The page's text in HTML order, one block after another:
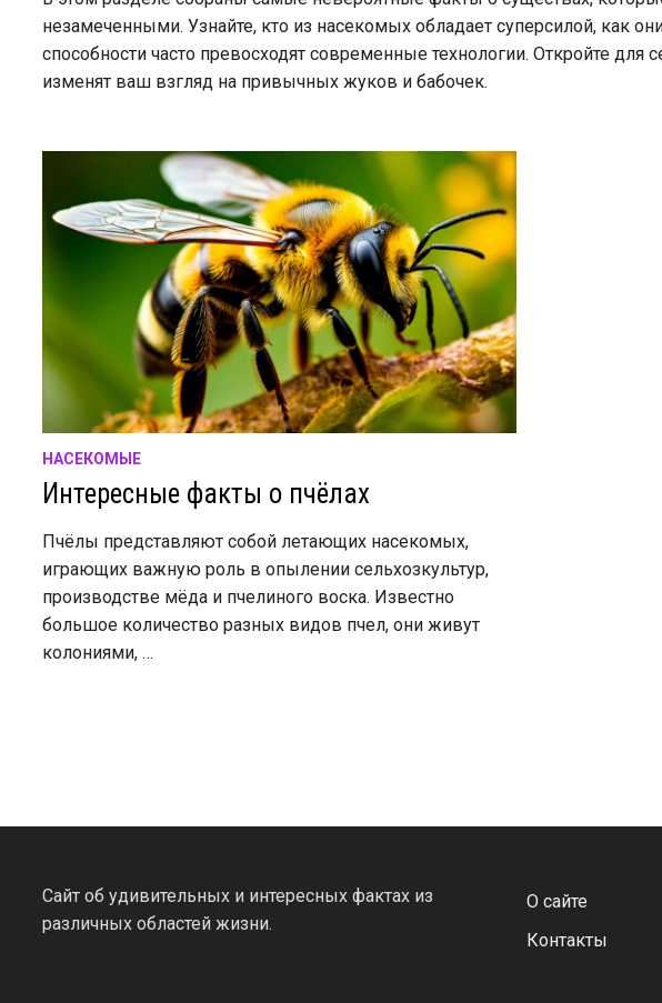
незамеченными. Узнайте, кто из насекомых обладает суперсилой, как
способности часто превосходят современные технологии. Откройте
изменят ваш взгляд на привычных жуков и бабочек.
НАСЕКОМЫЕ
Интересные факты о пчёлах
Пчёлы представляют собой летающих насекомых,
играющих важную роль в опылении сельхозкультур,
производстве мёда и пчелиного воска. Известно
большое количество разных видов пчел, они живут
колониями, …
Сайт об удивительных и интересных фактах из
различных областей жизни.
О сайте
Контакты